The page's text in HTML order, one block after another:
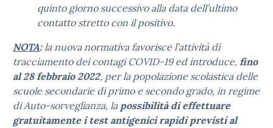
quinto giorno successivo alla data dell’ultimo
contatto stretto con il positivo.
NOTA:la nuova normativa favorisce l’attività di
tracciamento dei contagi COVID-19 ed introduce, fino
al 28 febbraio 2022, per la popolazione scolastica delle
scuole secondarie di primo e secondo grado, in regime
di Auto-sorveglianza, la possibilità di effettuare
gratuitamente i test antigenici rapidi previsti al